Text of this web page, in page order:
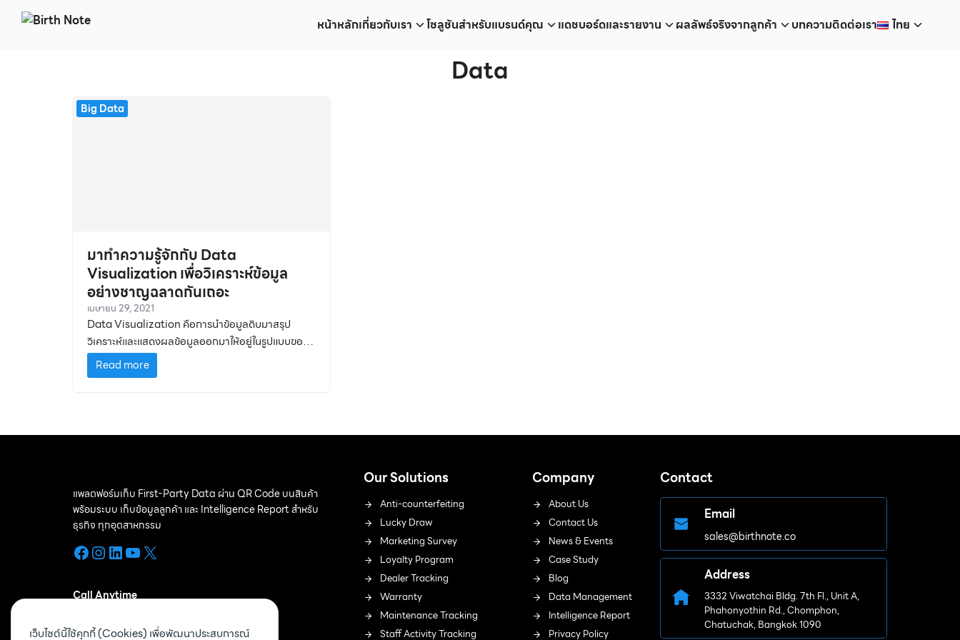
Skip
หน้าหลักเกี่ยวกับเรา โซลูชันสำหรับแบรนด์คุณ แดชบอร์ดและรายงาน ผลลัพธ์จริงจากลูกค้า บทความติดต่อเรา ไทย
Data
Big Data
มาทำความรู้จักกับ Data
Visualization เพื่อวิเคราะห์ข้อมูล
อย่างชาญฉลาดกันเถอะ
เมษายน 29, 2021
Data Visualization คือการนำข้อมูลดิบมาสรุป
วิเคราะห์และแสดงผลข้อมูลออกมาให้อยู่ในรูปแบบของ
กราฟ แผนภูมิ ที่อธิบายเกี่ยวกับข้อมูลที่คุณต้องการจะ
แสดง ทำให้เห็นเป็นภาพที่ชัดเจนและเข้าใจง่ายกว่าเดิม
Read more
แพลตฟอร์มเก็บ First-Party Data ผ่าน QR Code บนสินค้า
พร้อมระบบ เก็บข้อมูลลูกค้า และ Intelligence Report สำหรับ
ธุรกิจ ทุกอุตสาหกรรม
Facebook
Instagram
LinkedIn
YouTube
X
Call Anytime
099-564-5947 ,
Our Solutions
Anti-counterfeiting
Lucky Draw
Marketing Survey
Loyalty Program
Dealer Tracking
Warranty
Maintenance Tracking
Staff Activity Tracking
Company
About Us
Contact Us
News & Events
Case Study
Blog
Data Management
Intelligence Report
Privacy Policy
Contact
Email
sales@birthnote.co
Address
3332 Viwatchai Bldg. 7th Fl., Unit A,
Phahonyothin Rd., Chomphon,
Chatuchak, Bangkok 1090
เว็บไซต์นี้ใช้คุกกี้ (Cookies) เพื่อพัฒนาประสบการณ์